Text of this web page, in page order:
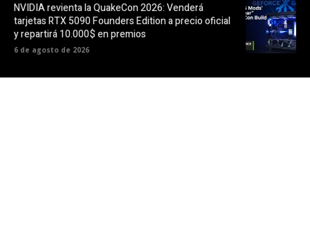
NVIDIA revienta la QuakeCon 2026: Venderá
tarjetas RTX 5090 Founders Edition a precio oficial
y repartirá 10.000$ en premios
6 de agosto de 2026